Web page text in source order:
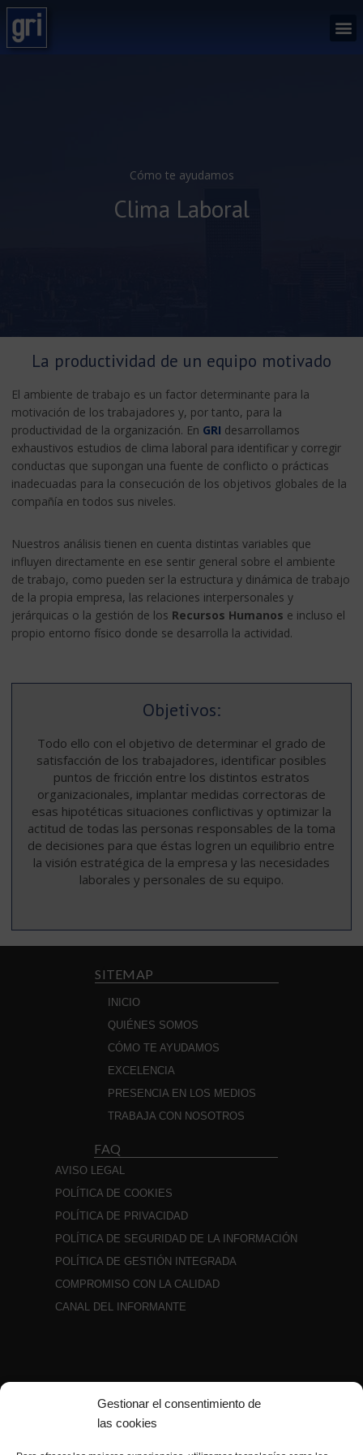
Gestionar el consentimiento de
las cookies
Saltar
Cómo te ayudamos
Clima Laboral
La productividad de un equipo motivado
El ambiente de trabajo es un factor determinante para la
motivación de los trabajadores y, por tanto, para la
productividad de la organización. En GRI desarrollamos
exhaustivos estudios de clima laboral para identificar y corregir
conductas que supongan una fuente de conflicto o prácticas
inadecuadas para la consecución de los objetivos globales de la
compañía en todos sus niveles.
Nuestros análisis tienen en cuenta distintas variables que
influyen directamente en ese sentir general sobre el ambiente
de trabajo, como pueden ser la estructura y dinámica de trabajo
de la propia empresa, las relaciones interpersonales y
jerárquicas o la gestión de los Recursos Humanos e incluso el
propio entorno físico donde se desarrolla la actividad.
Objetivos:
Todo ello con el objetivo de determinar el grado de
satisfacción de los trabajadores, identificar posibles
puntos de fricción entre los distintos estratos
organizacionales, implantar medidas correctoras de
esas hipotéticas situaciones conflictivas y optimizar la
actitud de todas las personas responsables de la toma
de decisiones para que éstas logren un equilibrio entre
la visión estratégica de la empresa y las necesidades
laborales y personales de su equipo.
SITEMAP
INICIO
QUIÉNES SOMOS
CÓMO TE AYUDAMOS
EXCELENCIA
PRESENCIA EN LOS MEDIOS
TRABAJA CON NOSOTROS
FAQ
AVISO LEGAL
POLÍTICA DE COOKIES
POLÍTICA DE PRIVACIDAD
POLÍTICA DE SEGURIDAD DE LA INFORMACIÓN
POLÍTICA DE GESTIÓN INTEGRADA
COMPROMISO CON LA CALIDAD
CANAL DEL INFORMANTE